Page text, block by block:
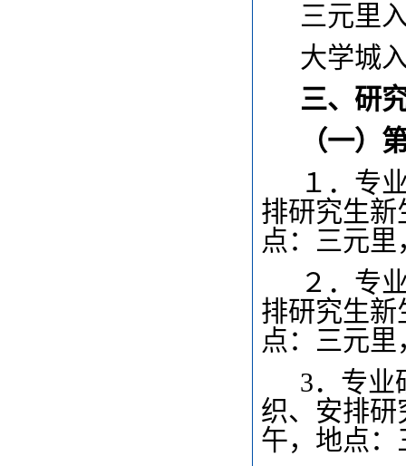
三元里
大学城
三、研
（一）
１．专
排研究生新
点：三元
２．专
排研究生新
点：三元
3．专业
织、安排研
午，地点